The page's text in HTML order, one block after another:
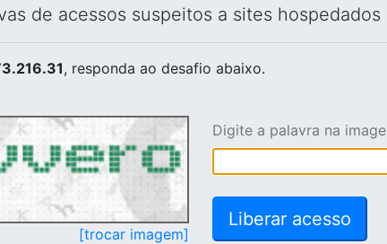
de acessos suspeitos a sites hospedados
, responda ao desafio abaixo.
[trocar imagem]
Digite a palavra na